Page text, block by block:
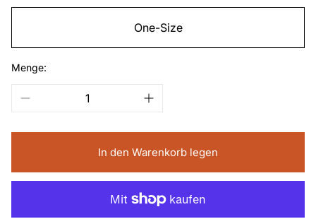
One-Size
Menge:
In den Warenkorb legen